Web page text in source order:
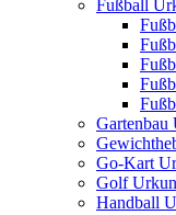
Fußball
Gartenbau
Go-Kart
Golf
Handball